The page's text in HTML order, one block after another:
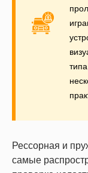
Рессорная и
самые